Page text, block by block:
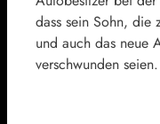
dass sein Sohn, die
und auch das neue
verschwunden seien.